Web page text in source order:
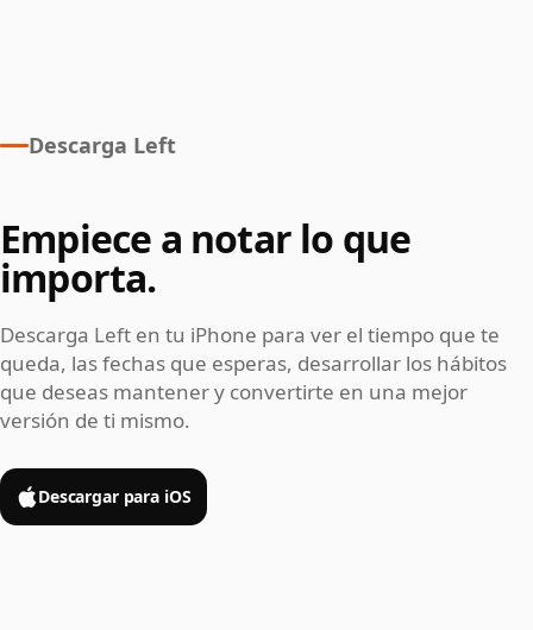
Descarga Left
Empiece a notar lo que
importa.
Descarga Left en tu iPhone para ver el tiempo que te
queda, las fechas que esperas, desarrollar los hábitos
que deseas mantener y convertirte en una mejor
versión de ti mismo.
Descargar para iOS